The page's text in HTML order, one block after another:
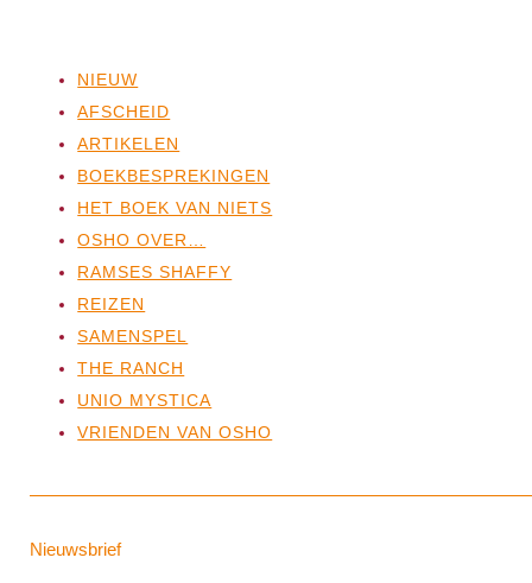
NIEUW
AFSCHEID
ARTIKELEN
BOEKBESPREKINGEN
HET BOEK VAN NIETS
OSHO OVER…
RAMSES SHAFFY
REIZEN
SAMENSPEL
THE RANCH
UNIO MYSTICA
VRIENDEN VAN OSHO
Nieuwsbrief